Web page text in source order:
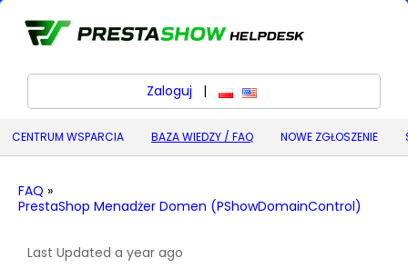
Zaloguj | polskiEnglish (United States)
CENTRUM WSPARCIA BAZA WIEDZY / FAQ NOWE ZGŁOSZENIE
FAQ »
PrestaShop Menadżer Domen (PShowDomainControl)
Last Updated a year ago